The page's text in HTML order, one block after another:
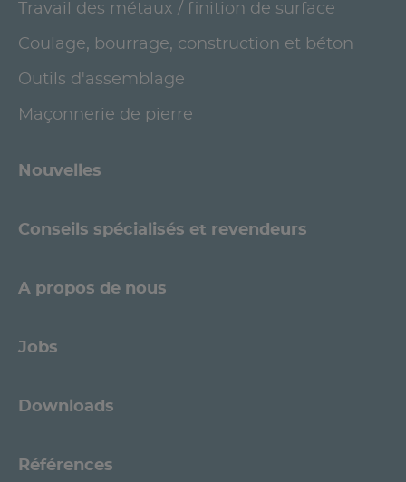
Travail des métaux / finition de surface
Coulage, bourrage, construction et béton
Outils d'assemblage
Maçonnerie de pierre
Nouvelles
Conseils spécialisés et revendeurs
A propos de nous
Jobs
Downloads
Références